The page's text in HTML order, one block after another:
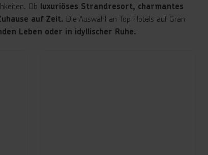
Ob luxuriöses Strandresort, charmantes
auf Zeit. Die Auswahl an Top Hotels auf Gran
Leben oder in idyllischer Ruhe.